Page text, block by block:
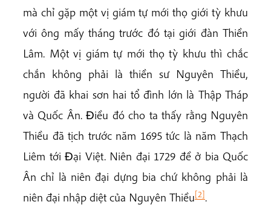
mà chỉ gặp một vị giám tự mới thọ giới tỳ khưu
với ông mấy tháng trước đó tại giới đàn Thiền
Lâm. Một vị giám tự mới thọ tỳ khưu thì chắc
chắn không phải là thiền sư Nguyên Thiều,
người đã khai sơn hai tổ đình lớn là Thập Tháp
và Quốc Ân. Ðiều đó cho ta thấy rằng Nguyên
Thiều đã tịch trước năm 1695 tức là năm Thạch
Liêm tới Ðại Việt. Niên đại 1729 đề ở bia Quốc
Ân chỉ là niên đại dựng bia chứ không phải là
niên đại nhập diệt của Nguyên Thiều[2].